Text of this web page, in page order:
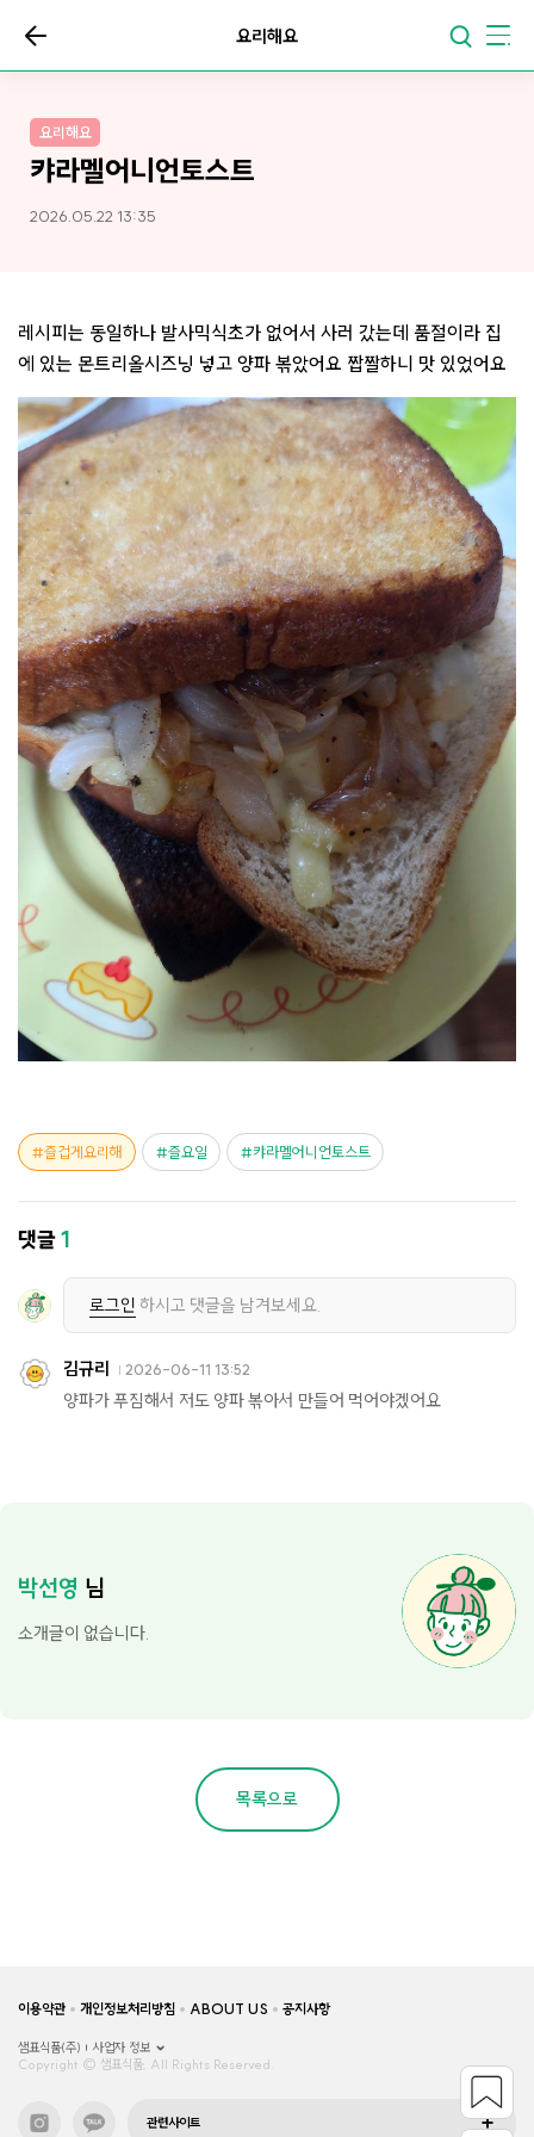
요리해요
요리해요
캬라멜어니언토스트
2026.05.22 13:35
레시피는 동일하나 발사믹식초가 없어서 사러 갔는데 품절이라 집
에 있는 몬트리올시즈닝 넣고 양파 볶았어요 짭짤하니 맛 있었어요
즐겁게요리해 즐요일 캬라멜어니언토스트
댓글1
로그인 하시고 댓글을 남겨보세요.
김규리 2026-06-11 13:52
양파가 푸짐해서 저도 양파 볶아서 만들어 먹어야겠어요
박선영 님
소개글이 없습니다.
목록으로
이용약관 개인정보처리방침 ABOUT US 공지사항
샘표식품(주)
사업자 정보
Copyright © 샘표식품, All Rights Reserved.
관련사이트